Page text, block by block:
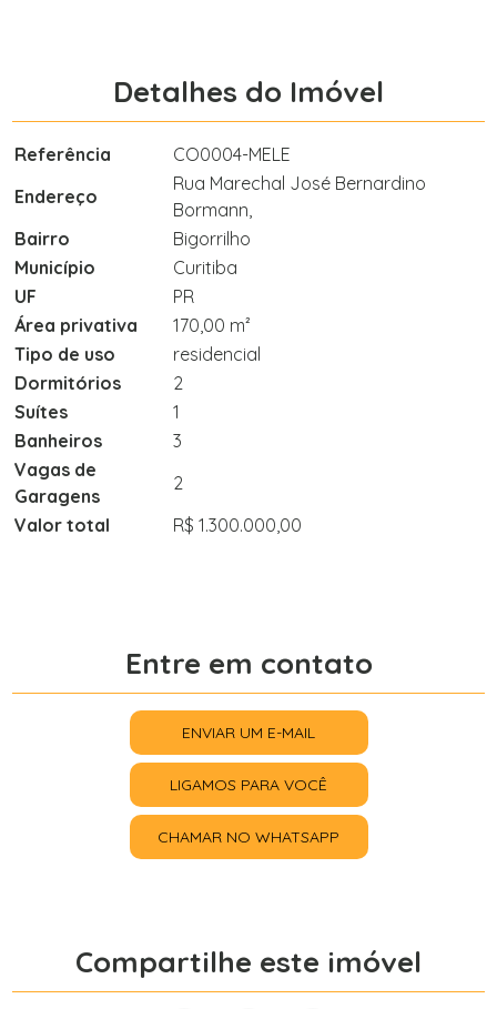
Detalhes do Imóvel
Referência
CO0004-MELE
Endereço
Rua Marechal José Bernardino
Bormann,
Bairro
Bigorrilho
Município
Curitiba
UF
PR
Área privativa
170,00 m²
Tipo de uso
residencial
Dormitórios
2
Suítes
1
Banheiros
3
Vagas de
Garagens
2
Valor total
R$ 1.300.000,00
Entre em contato
ENVIAR UM E-MAIL
LIGAMOS PARA VOCÊ
CHAMAR NO WHATSAPP
Compartilhe este imóvel